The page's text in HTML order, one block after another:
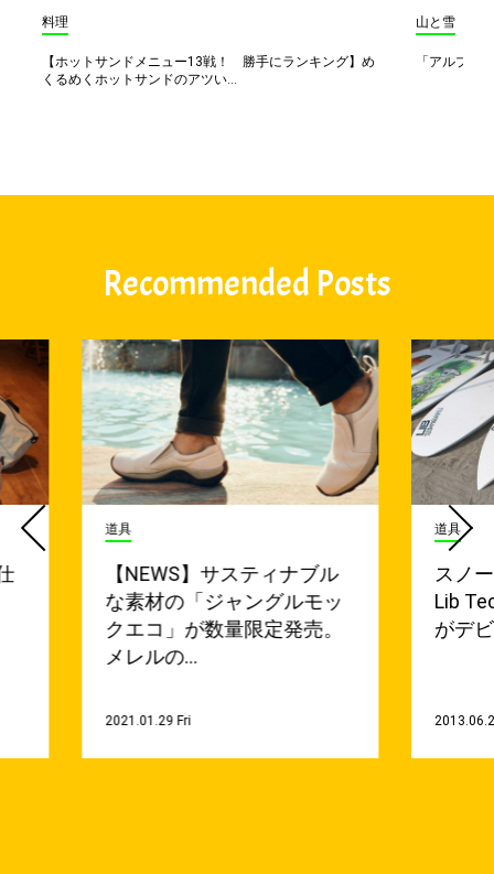
料理
【ホットサンドメニュー13戦！ 勝手にランキング】め
くるめくホットサンドのアツい...
山と雪
「アルプス
Recommended Posts
道具
【NEWS】サスティナブル
な素材の「ジャングルモッ
クエコ」が数量限定発売。
メレルの…
2021.01.29 Fri
道具
スノ
Lib
がデ